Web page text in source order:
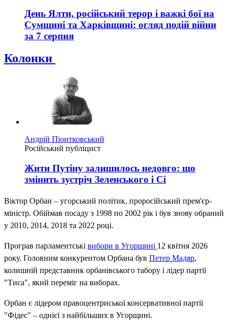
День Ялти, російський терор і важкі бої на
Сумщині та Харківщині: огляд подій війни
за 7 серпня
Колонки
Андрій Піонтковський
Російський публіцист
Жити Путіну залишилось недовго: що
змінить зустріч Зеленського і Сі
Віктор Орбан – угорський політик, проросійський прем'єр-
міністр. Обіймав посаду з 1998 по 2002 рік і був знову обраний
у 2010, 2014, 2018 та 2022 році.
Програв парламентські вибори в Угорщині 12 квітня 2026
року. Головним конкурентом Орбана був Петер Мадяр,
колишній представник орбанівського табору і лідер партії
"Тиса", який переміг на виборах.
Орбан є лідером правоцентриської консервативної партії
"Фідес" – однієї з найбільших в Угорщині.